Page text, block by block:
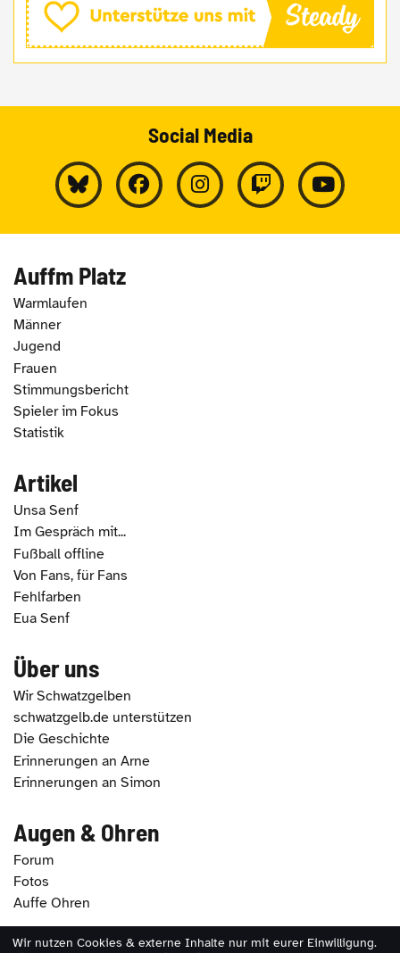
Social Media
Auffm Platz
Warmlaufen
Männer
Jugend
Frauen
Stimmungsbericht
Spieler im Fokus
Statistik
Artikel
Unsa Senf
Im Gespräch mit...
Fußball offline
Von Fans, für Fans
Fehlfarben
Eua Senf
Über uns
Wir Schwatzgelben
schwatzgelb.de unterstützen
Die Geschichte
Erinnerungen an Arne
Erinnerungen an Simon
Augen & Ohren
Forum
Fotos
Auffe Ohren
Wir nutzen Cookies & externe Inhalte nur mit eurer Einwilligung.